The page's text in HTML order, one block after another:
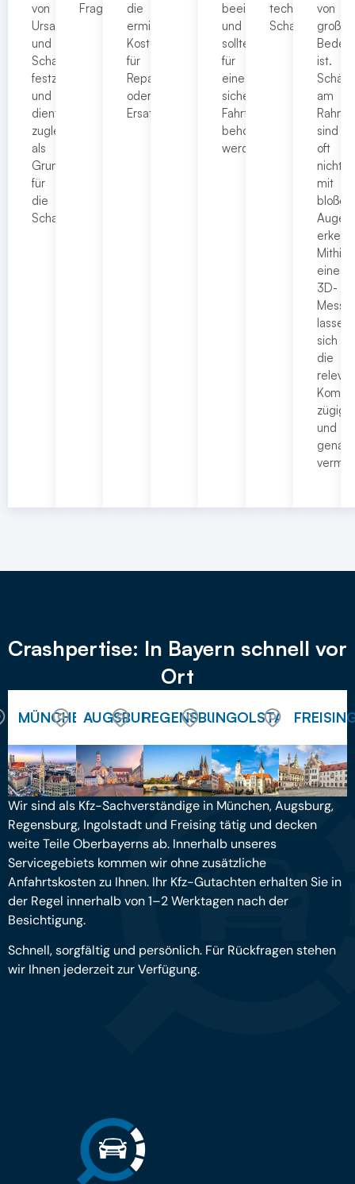
von
Ursache
und
Schadenumfang
festzuhalten,
und
dient
zugleich
als
Grundlage
für
die
Schadensregulierung.
Fragen.
die
ermittelten
Kosten
für
Reparatur
oder
Ersatzbeschaffung.
beeinträchtigen
und
sollten
für
eine
sichere
Fahrt
behoben
werden.
technischen
Schadenbild.
von
großer
ist.
am
sind
oft
nicht
mit
Auge
Mithilfe
eines
3D-
lassen
sich
die
zügig
und
genau
Crashpertise: In Bayern schnell vor
Ort
MÜNCHENAUGSBURGREGENSBURGINGOLSTADT
Wir sind als Kfz-Sachverständige in München, Augsburg,
Regensburg, Ingolstadt und Freising tätig und decken
weite Teile Oberbayerns ab. Innerhalb unseres
Servicegebiets kommen wir ohne zusätzliche
Anfahrtskosten zu Ihnen. Ihr Kfz-Gutachten erhalten Sie in
der Regel innerhalb von 1–2 Werktagen nach der
Besichtigung.
Schnell, sorgfältig und persönlich. Für Rückfragen stehen
wir Ihnen jederzeit zur Verfügung.